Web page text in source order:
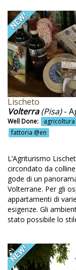
@en
al
di
biologici
storica @en
sapone
fatti in casa
tipici @en
@en
piscina con
Lischeto
Volterra(Pisa)-
Well Done:
fattoria @en
L’Agriturismo
circondato da
gode di un
Volterrane. Per gli
appartamenti di
esigenze. Gli
stato possibile lo